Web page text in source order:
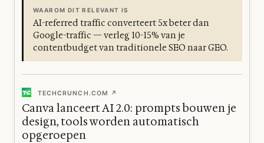
WAAROM DIT RELEVANT IS
AI-referred traffic converteert 5x beter dan
Google-traffic — verleg 10-15% van je
contentbudget van traditionele SEO naar GEO.
TECHCRUNCH.COM ↗
Canva lanceert AI 2.0: prompts bouwen je
design, tools worden automatisch
opgeroepen